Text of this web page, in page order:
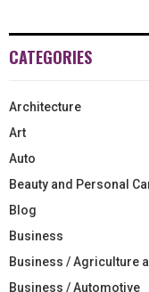
CATEGORIES
Architecture
Art
Auto
Beauty and Personal
Blog
Business
Business / Agriculture
Business / Automotive